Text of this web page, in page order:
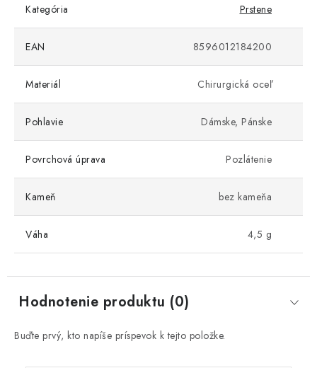
Kategória Prstene
EAN 8596012184200
Materiál Chirurgická oceľ
Pohlavie Dámske, Pánske
Povrchová úprava Pozlátenie
Kameň bez kameňa
Váha 4,5 g
Hodnotenie produktu (0)
Buďte prvý, kto napíše príspevok k tejto položke.